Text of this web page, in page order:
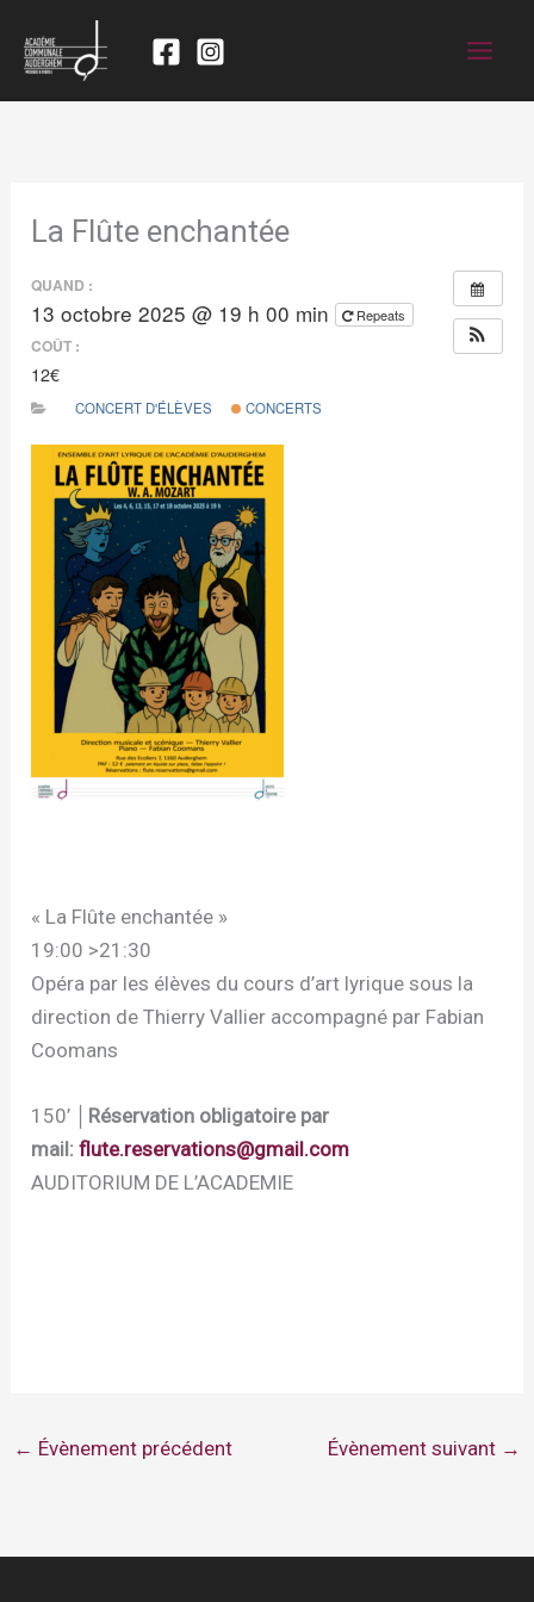
La Flûte enchantée
QUAND :
13 octobre 2025 @ 19 h 00 min Repeats
COÛT :
12€
CONCERT D'ÉLÈVES CONCERTS
« La Flûte enchantée »
19:00 >21:30
Opéra par les élèves du cours d’art lyrique sous la
direction de Thierry Vallier accompagné par Fabian
Coomans
150’ │ Réservation obligatoire par
mail:flute.reservations@gmail.com
AUDITORIUM DE L’ACADEMIE
← Évènement précédent Évènement suivant →